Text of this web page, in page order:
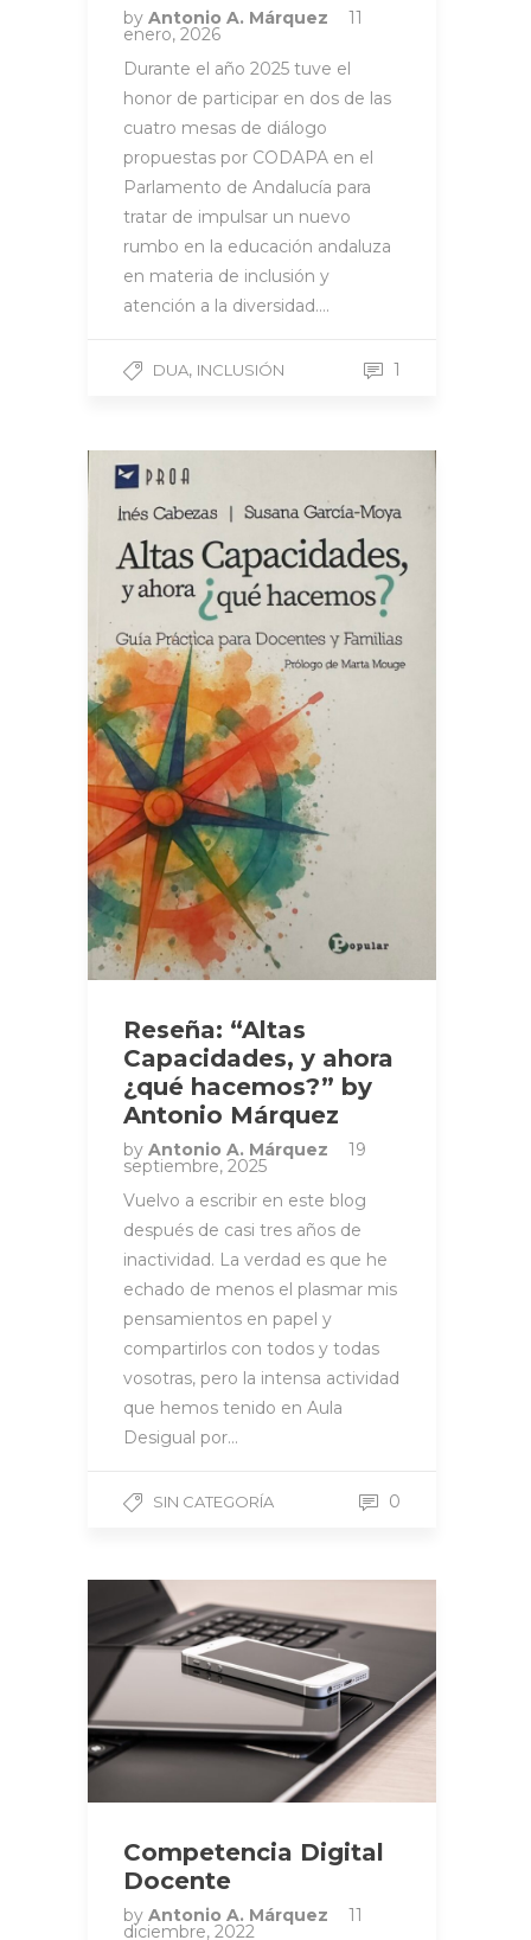
by Antonio A. Márquez 11
enero, 2026
Durante el año 2025 tuve el
honor de participar en dos de las
cuatro mesas de diálogo
propuestas por CODAPA en el
Parlamento de Andalucía para
tratar de impulsar un nuevo
rumbo en la educación andaluza
en materia de inclusión y
atención a la diversidad….
DUA, INCLUSIÓN 1
Reseña: “Altas
Capacidades, y ahora
¿qué hacemos?” by
Antonio Márquez
by Antonio A. Márquez 19
septiembre, 2025
Vuelvo a escribir en este blog
después de casi tres años de
inactividad. La verdad es que he
echado de menos el plasmar mis
pensamientos en papel y
compartirlos con todos y todas
vosotras, pero la intensa actividad
que hemos tenido en Aula
Desigual por…
SIN CATEGORÍA 0
Competencia Digital
Docente
by Antonio A. Márquez 11
diciembre, 2022